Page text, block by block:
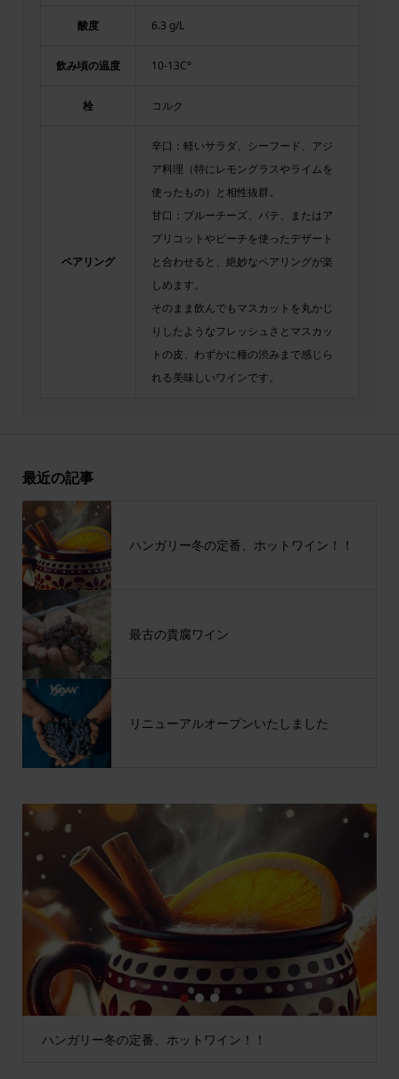
酸度 6.3 g/L
飲み頃の温度 10-13C°
栓 コルク
ペアリング
辛口：軽いサラダ、シーフード、アジ
ア料理（特にレモングラスやライムを
使ったもの）と相性抜群。
甘口：ブルーチーズ、パテ、またはア
プリコットやピーチを使ったデザート
と合わせると、絶妙なペアリングが楽
しめます。
そのまま飲んでもマスカットを丸かじ
りしたようなフレッシュさとマスカッ
トの皮、わずかに種の渋みまで感じら
れる美味しいワインです。
最近の記事
ハンガリー冬の定番、ホットワイン！！
最古の貴腐ワイン
リニューアルオープンいたしました
ハンガリー冬の定番、ホットワイン！！
1 2 3